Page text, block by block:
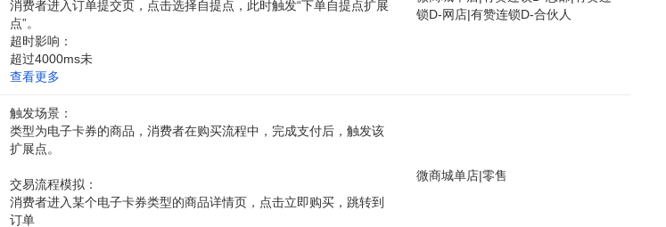
消费者进入订单提交页，点击选择自提点，此时触发“下单自提点扩展
点”。
超时影响：
超过4000ms未
查看更多
锁D-网店|有赞连锁D-合伙人
触发场景：
类型为电子卡券的商品，消费者在购买流程中，完成支付后，触发该
扩展点。
交易流程模拟：
消费者进入某个电子卡券类型的商品详情页，点击立即购买，跳转到
订单
微商城单店|零售